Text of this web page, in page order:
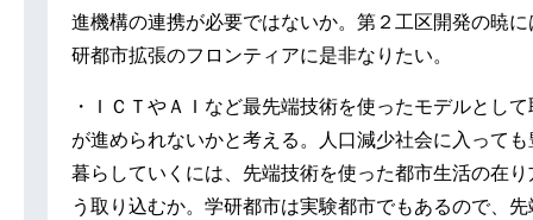
進機構の連携が必要ではないか。第２工区開発の暁に
研都市拡張のフロンティアに是非なりたい。
・ＩＣＴやＡＩなど最先端技術を使ったモデルとし
が進められないかと考える。人口減少社会に入っても
暮らしていくには、先端技術を使った都市生活の在り
う取り込むか。学研都市は実験都市でもあるので、先